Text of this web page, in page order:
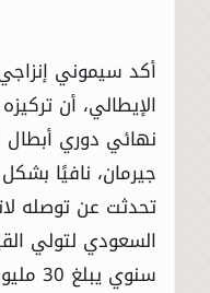
أكد سيموني
الإيطالي، أن
نهائي دوري أبطال
جيرمان، نافيًا
تحدثت عن توصله
السعودي لتولي
سنوي يبلغ 30 مليون يورو.